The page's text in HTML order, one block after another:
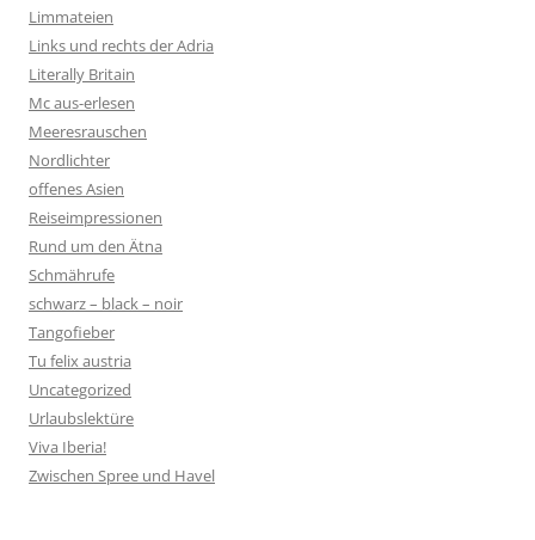
Limmateien
Links und rechts der Adria
Literally Britain
Mc aus-erlesen
Meeresrauschen
Nordlichter
offenes Asien
Reiseimpressionen
Rund um den Ätna
Schmährufe
schwarz – black – noir
Tangofieber
Tu felix austria
Uncategorized
Urlaubslektüre
Viva Iberia!
Zwischen Spree und Havel